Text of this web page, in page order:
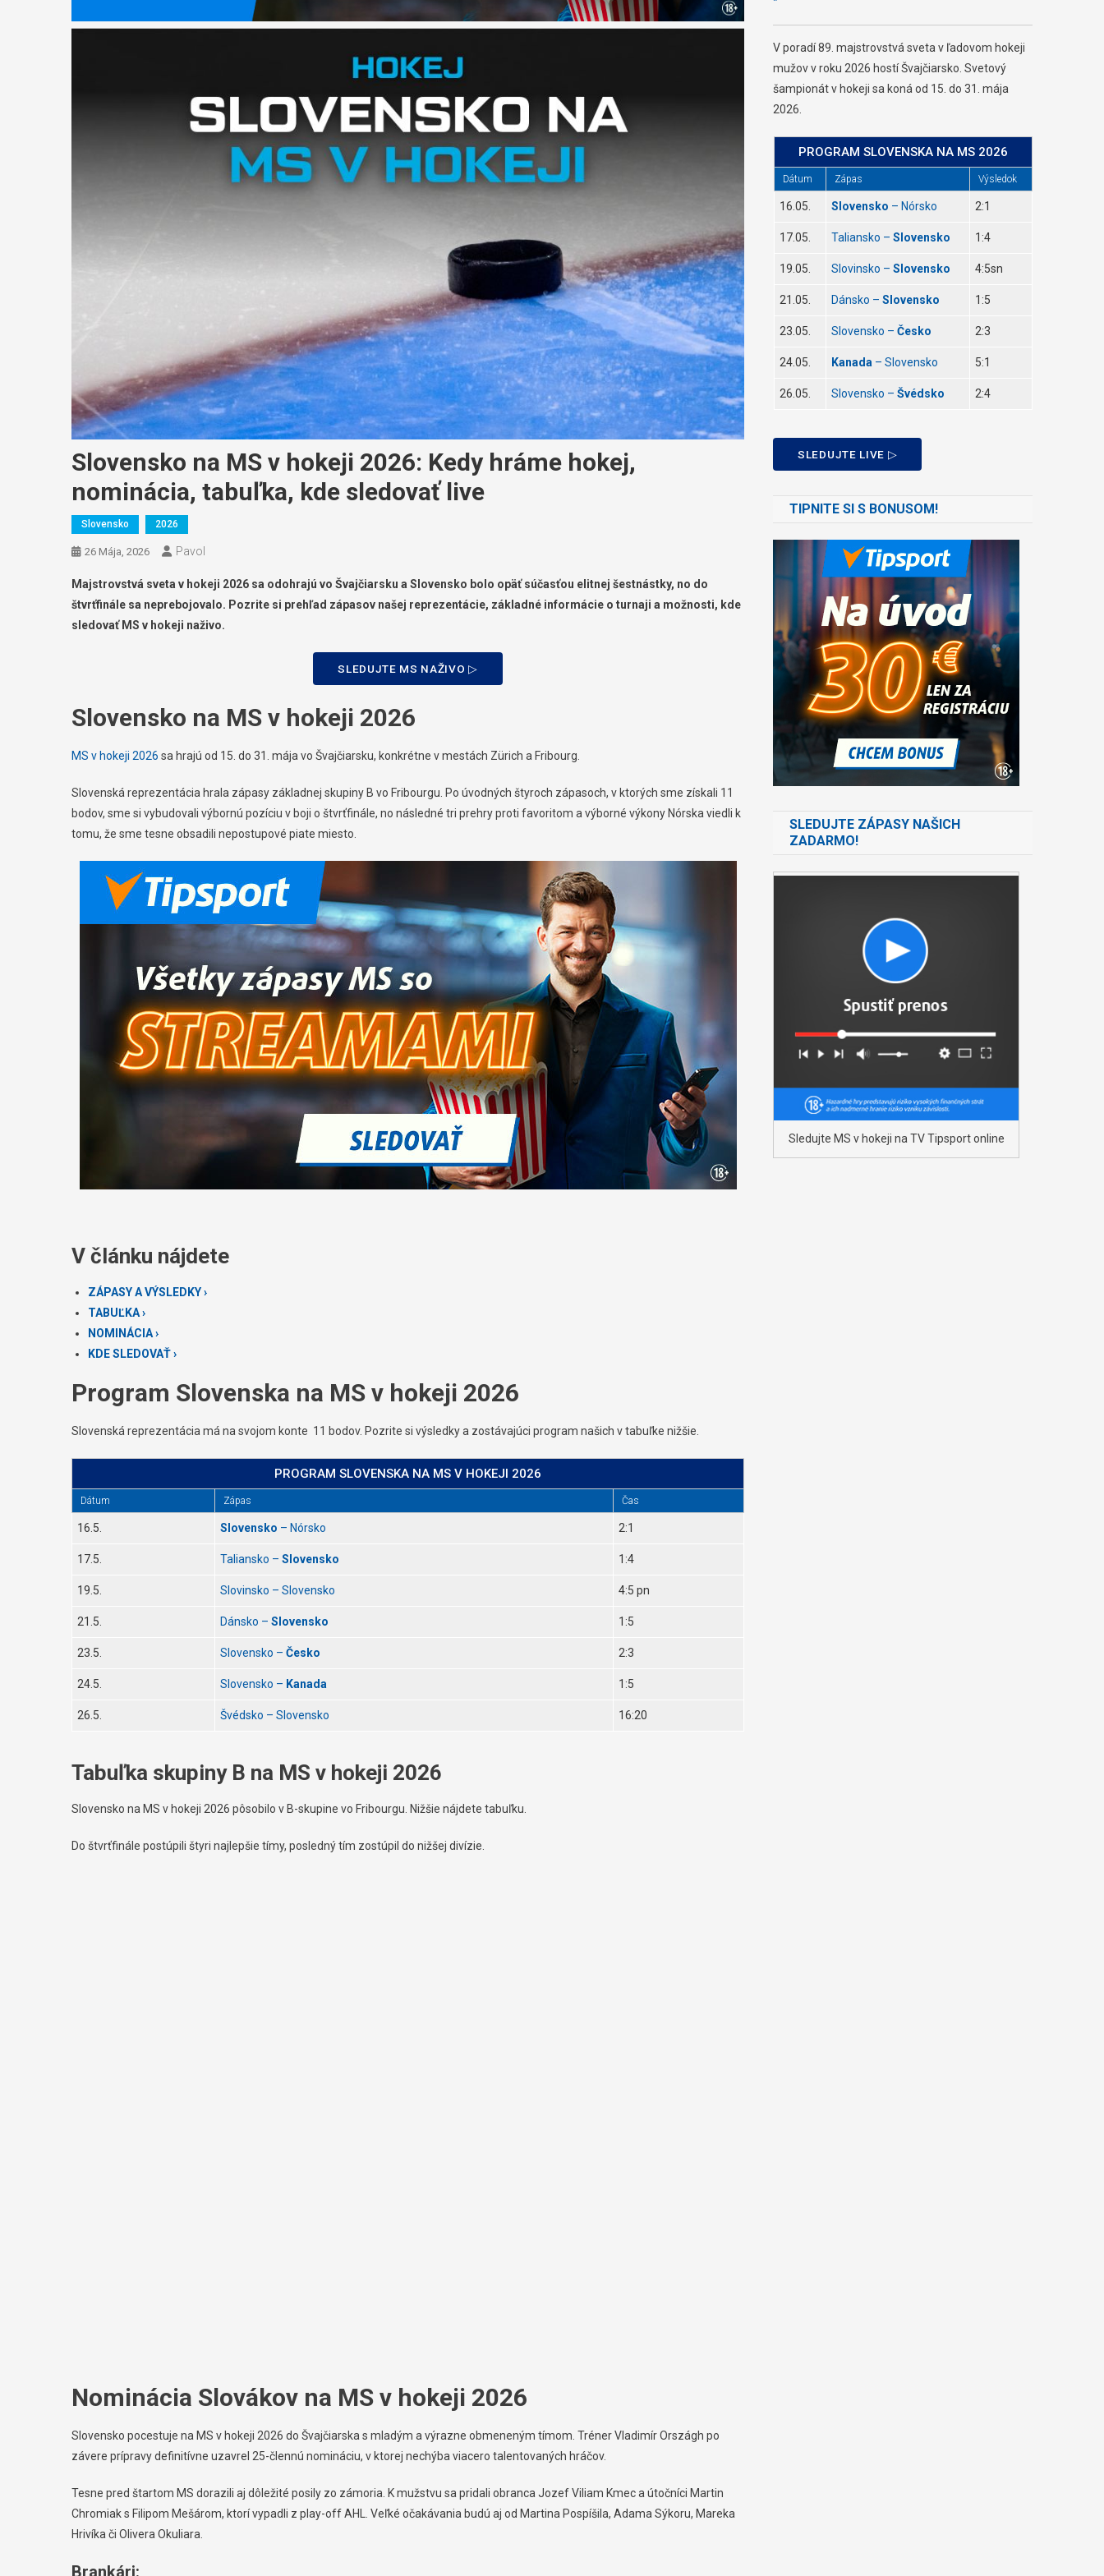
Slovensko na MS v hokeji 2026: Kedy hráme hokej,
nominácia, tabuľka, kde sledovať live
Slovensko 2026
26 Mája, 2026 Pavol
Majstrovstvá sveta v hokeji 2026 sa odohrajú vo Švajčiarsku a Slovensko bolo opäť súčasťou elitnej šestnástky, no do
štvrťfinále sa neprebojovalo. Pozrite si prehľad zápasov našej reprezentácie, základné informácie o turnaji a možnosti, kde
sledovať MS v hokeji naživo.
SLEDUJTE MS NAŽIVO ▷
Slovensko na MS v hokeji 2026
MS v hokeji 2026 sa hrajú od 15. do 31. mája vo Švajčiarsku, konkrétne v mestách Zürich a Fribourg.
Slovenská reprezentácia hrala zápasy základnej skupiny B vo Fribourgu. Po úvodných štyroch zápasoch, v ktorých sme získali 11
bodov, sme si vybudovali výbornú pozíciu v boji o štvrťfinále, no následné tri prehry proti favoritom a výborné výkony Nórska viedli k
tomu, že sme tesne obsadili nepostupové piate miesto.
V článku nájdete
ZÁPASY A VÝSLEDKY ›
TABUĽKA ›
NOMINÁCIA ›
KDE SLEDOVAŤ ›
Program Slovenska na MS v hokeji 2026
Slovenská reprezentácia má na svojom konte 11 bodov. Pozrite si výsledky a zostávajúci program našich v tabuľke nižšie.
PROGRAM SLOVENSKA NA MS V HOKEJI 2026
Dátum Zápas Čas
16.5. Slovensko – Nórsko 2:1
17.5. Taliansko – Slovensko 1:4
19.5. Slovinsko – Slovensko 4:5 pn
21.5. Dánsko – Slovensko 1:5
23.5. Slovensko – Česko 2:3
24.5. Slovensko – Kanada 1:5
26.5. Švédsko – Slovensko 16:20
Tabuľka skupiny B na MS v hokeji 2026
Slovensko na MS v hokeji 2026 pôsobilo v B-skupine vo Fribourgu. Nižšie nájdete tabuľku.
Do štvrťfinále postúpili štyri najlepšie tímy, posledný tím zostúpil do nižšej divízie.
Nominácia Slovákov na MS v hokeji 2026
Slovensko pocestuje na MS v hokeji 2026 do Švajčiarska s mladým a výrazne obmeneným tímom. Tréner Vladimír Országh po
závere prípravy definitívne uzavrel 25-člennú nomináciu, v ktorej nechýba viacero talentovaných hráčov.
Tesne pred štartom MS dorazili aj dôležité posily zo zámoria. K mužstvu sa pridali obranca Jozef Viliam Kmec a útočníci Martin
Chromiak s Filipom Mešárom, ktorí vypadli z play-off AHL. Veľké očakávania budú aj od Martina Pospíšila, Adama Sýkoru, Mareka
Hrivíka či Olivera Okuliara.
Brankári:
V poradí 89. majstrovstvá sveta v ľadovom hokeji
mužov v roku 2026 hostí Švajčiarsko. Svetový
šampionát v hokeji sa koná od 15. do 31. mája
2026.
PROGRAM SLOVENSKA NA MS 2026
Dátum Zápas Výsledok
16.05. Slovensko – Nórsko 2:1
17.05. Taliansko – Slovensko 1:4
19.05. Slovinsko – Slovensko 4:5sn
21.05. Dánsko – Slovensko 1:5
23.05. Slovensko – Česko 2:3
24.05. Kanada – Slovensko 5:1
26.05. Slovensko – Švédsko 2:4
SLEDUJTE LIVE ▷
TIPNITE SI S BONUSOM!
SLEDUJTE ZÁPASY NAŠICH
ZADARMO!
Sledujte MS v hokeji na TV Tipsport online